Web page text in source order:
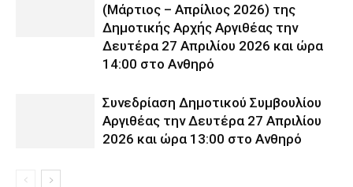
(Μάρτιος – Απρίλιος 2026) της
Δημοτικής Αρχής Αργιθέας την
Δευτέρα 27 Απριλίου 2026 και ώρα
14:00 στο Ανθηρό
Συνεδρίαση Δημοτικού Συμβουλίου
Αργιθέας την Δευτέρα 27 Απριλίου
2026 και ώρα 13:00 στο Ανθηρό